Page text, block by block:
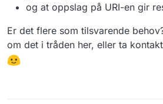
og at oppslag på URI-en gir
Er det flere som tilsvarende
om det i tråden her, eller ta